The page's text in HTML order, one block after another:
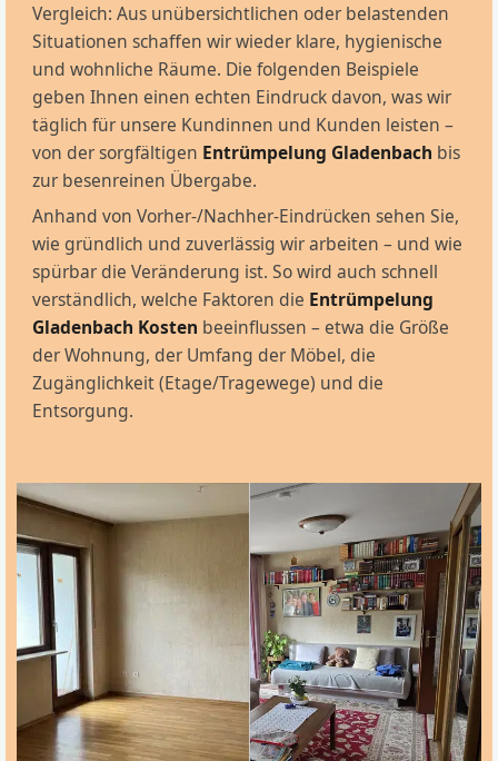
Vergleich: Aus unübersichtlichen oder belastenden
Situationen schaffen wir wieder klare, hygienische
und wohnliche Räume. Die folgenden Beispiele
geben Ihnen einen echten Eindruck davon, was wir
täglich für unsere Kundinnen und Kunden leisten –
von der sorgfältigen Entrümpelung Gladenbach bis
zur besenreinen Übergabe.
Anhand von Vorher-/Nachher-Eindrücken sehen Sie,
wie gründlich und zuverlässig wir arbeiten – und wie
spürbar die Veränderung ist. So wird auch schnell
verständlich, welche Faktoren die Entrümpelung
Gladenbach Kosten beeinflussen – etwa die Größe
der Wohnung, der Umfang der Möbel, die
Zugänglichkeit (Etage/Tragewege) und die
Entsorgung.